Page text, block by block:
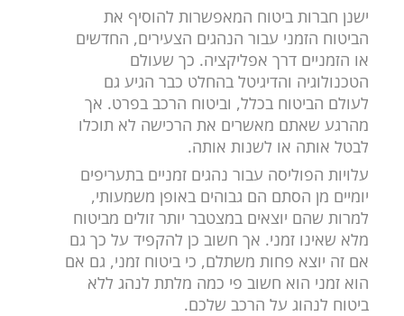
ישנן חברות ביטוח המאפשרות להוסיף את
הביטוח הזמני עבור הנהגים הצעירים, החדשים
או הזמניים דרך אפליקציה. כך שעולם
הטכנולוגיה והדיגיטל בהחלט כבר הגיע גם
לעולם הביטוח בכלל, וביטוח הרכב בפרט. אך
מהרגע שאתם מאשרים את הרכישה לא תוכלו
לבטל אותה או לשנות אותה.
עלויות הפוליסה עבור נהגים זמניים בתעריפים
יומיים מן הסתם הם גבוהים באופן משמעותי,
למרות שהם יוצאים במצטבר יותר זולים מביטוח
מלא שאינו זמני. אך חשוב כן להקפיד על כך גם
אם זה יוצא פחות משתלם, כי ביטוח זמני, גם אם
הוא זמני הוא חשוב פי כמה מלתת לנהג ללא
ביטוח לנהוג על הרכב שלכם.